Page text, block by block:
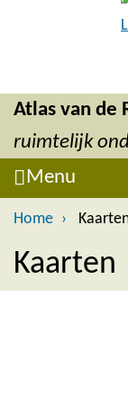
Overslaan en
Direct naar de
Atlas van de
ruimtelijk
Menu
Home
Kaarten